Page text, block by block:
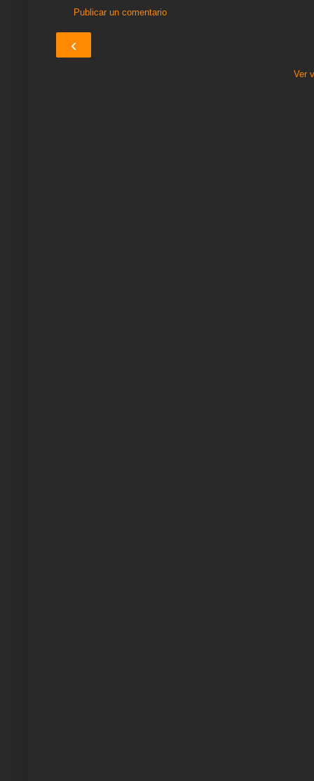
Publicar un comentario
‹
Ver